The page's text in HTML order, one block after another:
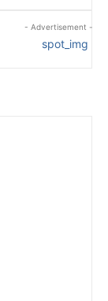
- Advertisement -